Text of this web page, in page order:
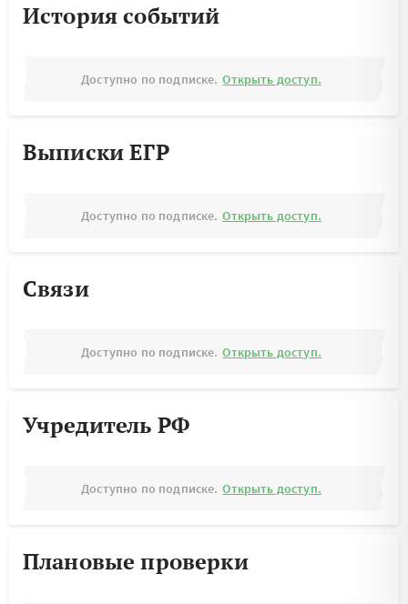
История событий
Доступно по подписке. Открыть доступ.
Выписки ЕГР
Доступно по подписке. Открыть доступ.
Связи
Доступно по подписке. Открыть доступ.
Учредитель РФ
Доступно по подписке. Открыть доступ.
Плановые проверки